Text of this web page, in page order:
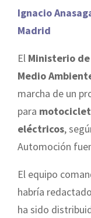
Ignacio
Madrid
El Ministerio
Medio
marcha de un
para
eléctricos,
Automoción
El equipo
habría
ha sido